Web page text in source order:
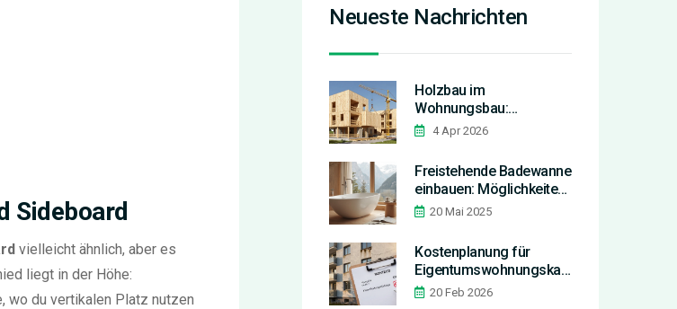
Sideboard
vielleicht ähnlich, aber es
liegt in der Höhe:
wo du vertikalen Platz nutzen
Neueste Nachrichten
Holzbau im
Wohnungsbau:
Nachhaltigkeit,
moderne Bauweisen
4 Apr 2026
Freistehende Badewanne
einbauen: Möglichkeiten,
Herausforderungen und
20 Mai 2025
Kostenplanung für
Eigentumswohnungskauf:
So berechnen Sie
20 Feb 2026